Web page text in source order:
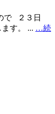
で ２３日
す。 ... …続